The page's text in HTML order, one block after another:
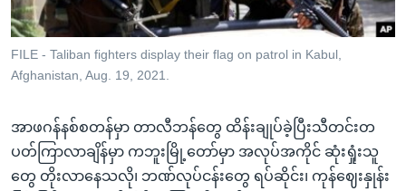
သို့
ကျော်
ကြည့်
ရန်
ရန်
နေရာ
သို့
ဗွီအိုအေ လူမှုကွန်ယက်များ
FILE - Taliban fighters display their flag on patrol in Kabul,
Afghanistan, Aug. 19, 2021.
အာဖဂန်နစ်စတန်မှာ တာလီဘန်တွေ ထိန်းချုပ်ခဲ့ပြီးသီတင်းတ
ပတ်ကြာလာချိန်မှာ ကဘူးမြို့တော်မှာ အလုပ်အကိုင် ဆုံးရှုံးသူ
တွေ တိုးလာနေသလို၊ ဘဏ်လုပ်ငန်းတွေ ရပ်ဆိုင်း၊ ကုန်ဈေးနှုန်း